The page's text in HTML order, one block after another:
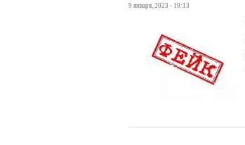
9 января, 2023 - 19:13